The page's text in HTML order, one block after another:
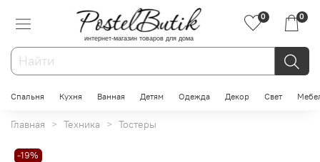
интернет-магазин товаров для дома
0 0
Спальня Кухня Ванная Детям Одежда Декор Свет
Главная Техника Тостеры
-19%